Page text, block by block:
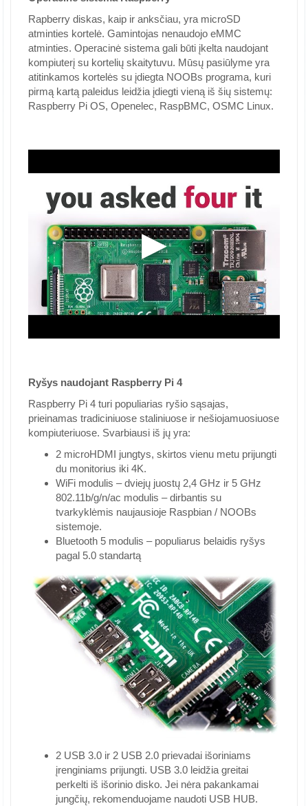
Rapberry diskas, kaip ir anksčiau, yra microSD
atminties kortelė. Gamintojas nenaudojo eMMC
atminties. Operacinė sistema gali būti įkelta naudojant
kompiuterį su kortelių skaitytuvu. Mūsų pasiūlyme yra
atitinkamos kortelės su įdiegta NOOBs programa, kuri
pirmą kartą paleidus leidžia įdiegti vieną iš šių sistemų:
Raspberry Pi OS, Openelec, RaspBMC, OSMC Linux.
Ryšys naudojant Raspberry Pi 4
Raspberry Pi 4 turi populiarias ryšio sąsajas,
prieinamas tradiciniuose staliniuose ir nešiojamuosiuose
kompiuteriuose. Svarbiausi iš jų yra:
2 microHDMI jungtys, skirtos vienu metu prijungti
du monitorius iki 4K.
WiFi modulis – dviejų juostų 2,4 GHz ir 5 GHz
802.11b/g/n/ac modulis – dirbantis su
tvarkyklėmis naujausioje Raspbian / NOOBs
sistemoje.
Bluetooth 5 modulis – populiarus belaidis ryšys
pagal 5.0 standartą
2 USB 3.0 ir 2 USB 2.0 prievadai išoriniams
įrenginiams prijungti. USB 3.0 leidžia greitai
perkelti iš išorinio disko. Jei nėra pakankamai
jungčių, rekomenduojame naudoti USB HUB.